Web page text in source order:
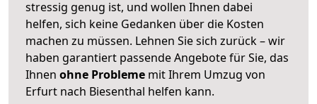
stressig genug ist, und wollen Ihnen dabei
helfen, sich keine Gedanken über die Kosten
machen zu müssen. Lehnen Sie sich zurück – wir
haben garantiert passende Angebote für Sie, das
Ihnen ohne Probleme mit Ihrem Umzug von
Erfurt nach Biesenthal helfen kann.